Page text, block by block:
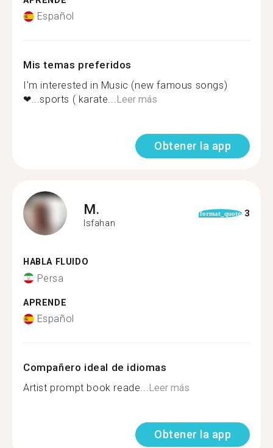
Español
Mis temas preferidos
I'm interested in Music (new famous songs)
❤...sports ( karate...Leer más
Obtener la app
M.
Isfahan
format_quote 3
HABLA FLUIDO
Persa
APRENDE
Español
Compañero ideal de idiomas
Artist prompt book reade...Leer más
Obtener la app